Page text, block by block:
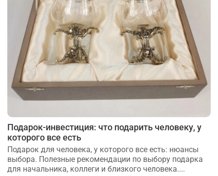
Подарок-инвестиция: что подарить человеку, у
которого все есть
Подарок для человека, у которого все есть: нюансы
выбора. Полезные рекомендации по выбору подарка
для начальника, коллеги и близкого человека....